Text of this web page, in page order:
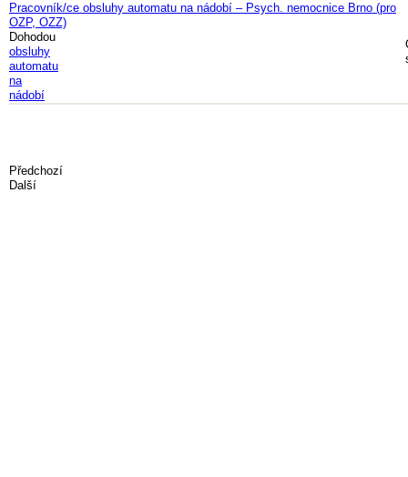
Pracovník/ce obsluhy automatu na nádobí – Psych. nemocnice Brno (pro
OZP, OZZ)
Dohodou
obsluhy
automatu
na
nádobí
Předchozí
Další